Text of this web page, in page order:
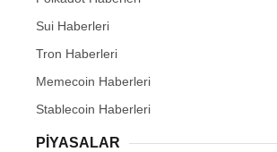
Sui Haberleri
Tron Haberleri
Memecoin Haberleri
Stablecoin Haberleri
PIYASALAR